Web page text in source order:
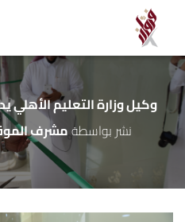
وكيل وزارة التعليم
نشر بواسطةمشرف